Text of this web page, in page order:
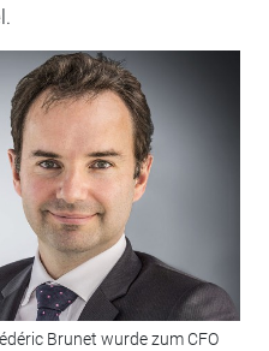
Brunet wurde zum CFO